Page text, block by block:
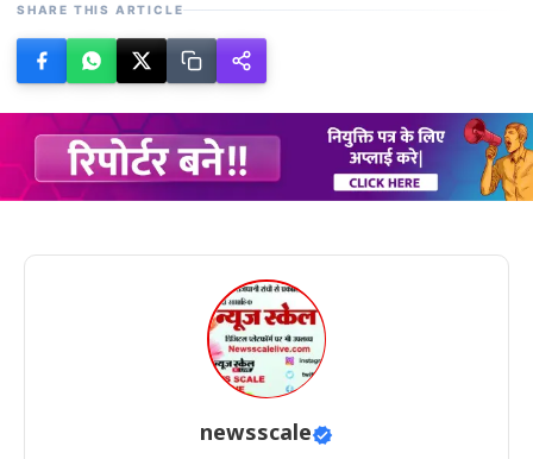
SHARE THIS ARTICLE
newsscale